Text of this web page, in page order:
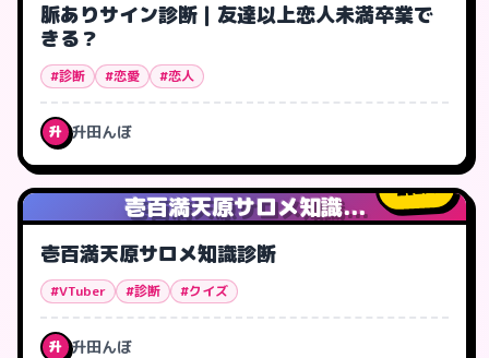
脈ありサイン診断｜友達以上恋人未満卒業で
きる？
#診断 #恋愛 #恋人
升 升田んぼ
壱百満天原サロメ知識...
2人
壱百満天原サロメ知識診断
#VTuber #診断 #クイズ
升 升田んぼ